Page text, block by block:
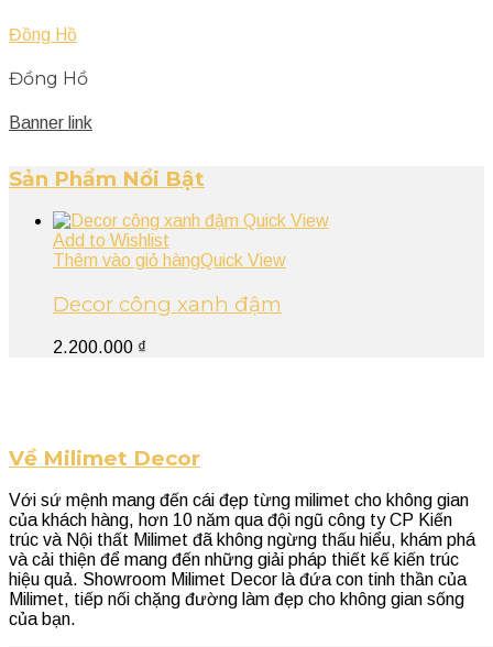
Đồng Hồ
Đồng Hồ
Banner link
Sản Phẩm Nổi Bật
Quick View
Add to Wishlist
Thêm vào giỏ hàngQuick View
Decor công xanh đậm
2.200.000 ₫
Về Milimet Decor
Với sứ mệnh mang đến cái đẹp từng milimet cho không gian
của khách hàng, hơn 10 năm qua đội ngũ công ty CP Kiến
trúc và Nội thất Milimet đã không ngừng thấu hiểu, khám phá
và cải thiện để mang đến những giải pháp thiết kế kiến trúc
hiệu quả. Showroom Milimet Decor là đứa con tinh thần của
Milimet, tiếp nối chặng đường làm đẹp cho không gian sống
của bạn.